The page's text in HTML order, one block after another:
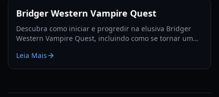
Bridger Western Vampire Quest
Descubra como iniciar e progredir na elusiva Bridger
Western Vampire Quest, incluindo como se tornar um
Leia Mais